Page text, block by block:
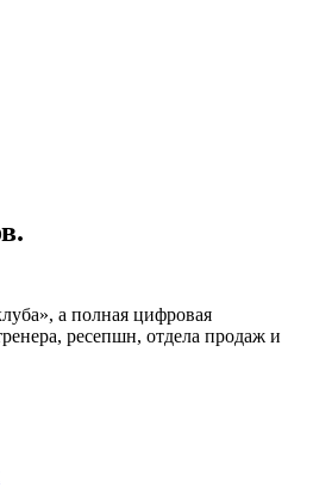
а полная цифровая
ресепшн, отдела продаж и